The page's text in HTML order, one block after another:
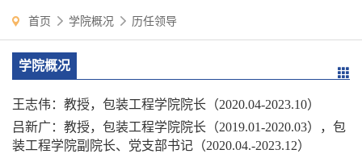
首页 学院概况 历任领导
学院概况
王志伟：教授，包装工程学院院长（2020.04-2023.10）
吕新广：教授，包装工程学院院长（2019.01-2020.03），包
装工程学院副院长、党支部书记（2020.04.-2023.12）